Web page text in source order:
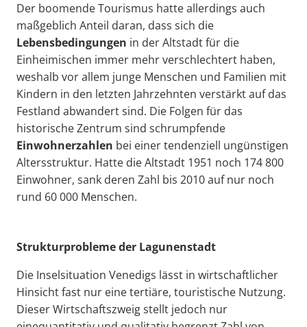
Der boomende Tourismus hatte allerdings auch
maßgeblich Anteil daran, dass sich die
Lebensbedingungen in der Altstadt für die
Einheimischen immer mehr verschlechtert haben,
weshalb vor allem junge Menschen und Familien mit
Kindern in den letzten Jahrzehnten verstärkt auf das
Festland abwandert sind. Die Folgen für das
historische Zentrum sind schrumpfende
Einwohnerzahlen bei einer tendenziell ungünstigen
Altersstruktur. Hatte die Altstadt 1951 noch 174 800
Einwohner, sank deren Zahl bis 2010 auf nur noch
rund 60 000 Menschen.
Strukturprobleme der Lagunenstadt
Die Inselsituation Venedigs lässt in wirtschaftlicher
Hinsicht fast nur eine tertiäre, touristische Nutzung.
Dieser Wirtschaftszweig stellt jedoch nur